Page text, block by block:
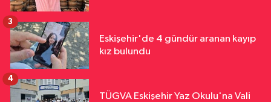
Eskişehir'de 4 gündür aranan kayıp
kız bulundu
3
TÜGVA Eskişehir Yaz Okulu'na Vali
4